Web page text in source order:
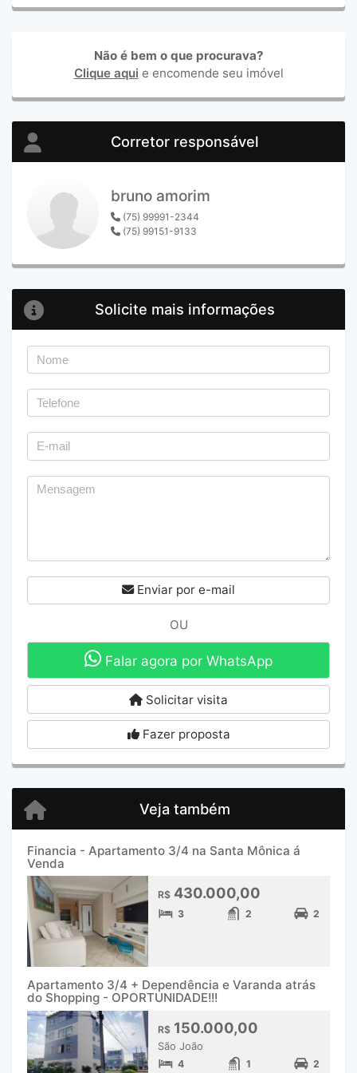
Não é bem o que procurava?
Clique aqui e encomende seu imóvel
Corretor responsável
bruno amorim
(75) 99991-2344
(75) 99151-9133
Solicite mais informações
Enviar por e-mail
OU
Falar agora por WhatsApp
Solicitar visita
Fazer proposta
Veja também
Financia - Apartamento 3/4 na Santa Mônica á
Venda
R$ 430.000,00
3 2 2
Apartamento 3/4 + Dependência e Varanda atrás
do Shopping - OPORTUNIDADE!!!
R$ 150.000,00
São João
4 1 2